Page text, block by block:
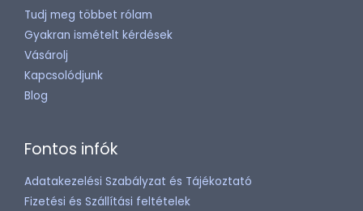
Tudj meg többet rólam
Gyakran ismételt kérdések
Vásárolj
Kapcsolódjunk
Blog
Fontos infók
Adatakezelési Szabályzat és Tájékoztató
Fizetési és Szállítási feltételek